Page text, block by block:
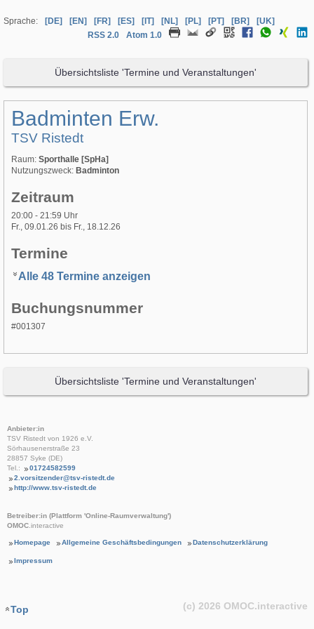
Sprache: [DE] [EN] [FR] [ES] [IT] [NL] [PL] [PT] [BR]
[UK]
RSS 2.0
Atom 1.0
Übersichtsliste 'Termine und Veranstaltungen'
Badminten Erw.
TSV Ristedt
Raum: Sporthalle [SpHa]
Nutzungszweck: Badminton
Zeitraum
20:00 - 21:59 Uhr
Fr., 09.01.26 bis Fr., 18.12.26
Termine
Alle 48 Termine anzeigen
Buchungsnummer
#001307
Übersichtsliste 'Termine und Veranstaltungen'
Anbieter:in
TSV Ristedt von 1926 e.V.
Sörhausenerstraße 23
28857 Syke (DE)
Tel.:
01724582599
2.vorsitzender@tsv-ristedt.de
http://www.tsv-ristedt.de
Betreiber:in (Plattform 'Online-Raumverwaltung')
OMOC.interactive
Homepage Allgemeine Geschäftsbedingungen Datenschutzerklärung
Impressum
Top (c) 2026 OMOC.interactive